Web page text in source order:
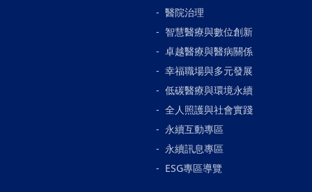
醫院治理
智慧醫療與數位創新
卓越醫療與醫病關係
幸福職場與多元發展
低碳醫療與環境永續
全人照護與社會實踐
永續互動專區
永續訊息專區
ESG專區導覽